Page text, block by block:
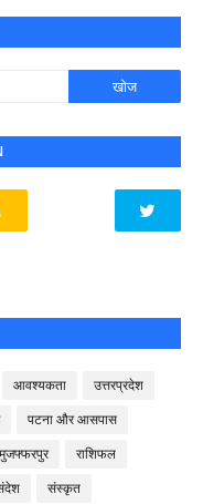
आवश्यकता
उत्तरप्रदेश
पटना और आसपास
मुजफ्फरपुर
राशिफल
संस्कृत